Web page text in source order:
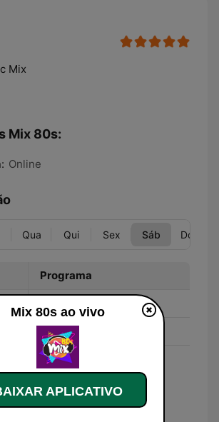
Mix
Mix 80s:
Online
Qua Qui Sex Sáb Dom
Programa
Non Stop 80s
80s Dance Classics
Mix 80s ao vivo
APLICATIVO